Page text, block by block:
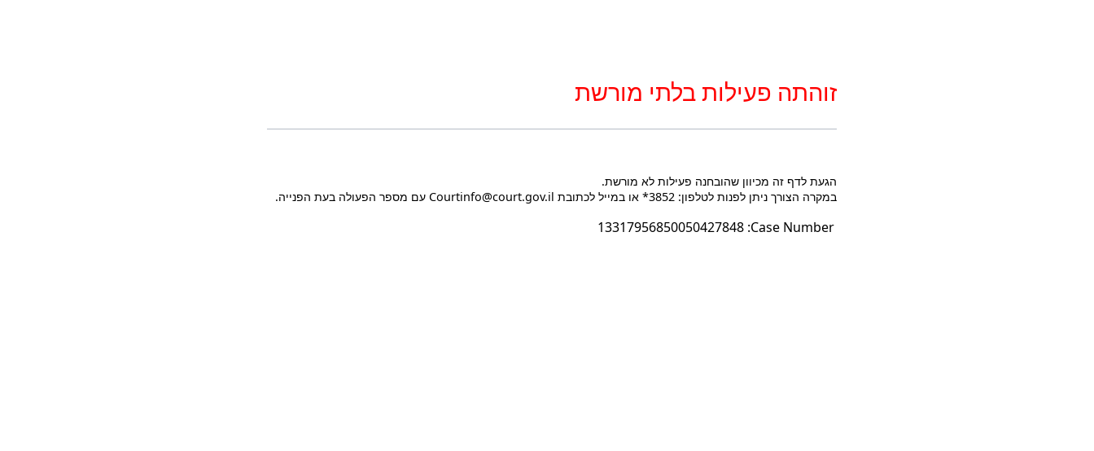
זוהתה פעילות בלתי מורשת
הגעת לדף זה מכיוון שהובחנה פעילות לא מורשת.
במקרה הצורך ניתן לפנות לטלפון: 3852* או במייל לכתובת Courtinfo@court.gov.il עם מספר הפעולה בעת הפנייה.
Case Number:
13317956850050427848